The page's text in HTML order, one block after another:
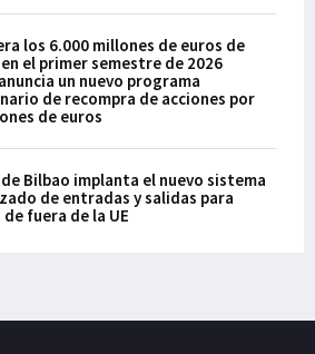
último, el futuro es, sin
duda, versatilidad y
polivalencia de los
espacios.
los 6.000 millones de euros de
el primer semestre de 2026
un nuevo programa
de recompra de acciones por
de euros
Bilbao implanta el nuevo sistema
de entradas y salidas para
fuera de la UE